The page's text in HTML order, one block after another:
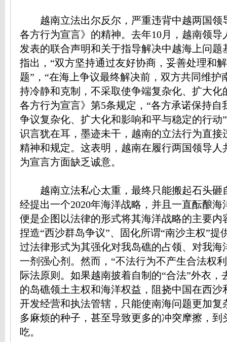
越南立法出尔反尔，严重违背中越两国领
各方行为宣言》的精神。去年10月，越南领导
发表的联合声明和关于指导解决中越海上问题
指出，“双方坚持通过友好协商，妥善处理和
题”，“在海上争议最终解决前，双方共同维护
持冷静和克制，不采取使争端复杂化、扩大化
各方行为宣言》第5条规定，“各方承诺保持自
争议复杂化、扩大化和影响和平与稳定的行动
识言犹在耳，墨迹未干，越南的立法行为直接
精神和规定。这表明，越南在履行两国领导人
为宣言方面缺乏诚意。
越南立法私心太重，最终只能搬起石头砸
经提出一个2020年海洋战略，并且一直酝酿海
便是企图以法律的形式将其海洋战略的主要内
捏造“西沙群岛争议”、固化所谓“南沙主权”提
过法律形式为其强化对我岛礁的占领、对我海
一剂强心剂。然而，“不法行为不产生合法权
际法原则。如果越南披着自制的“合法”外衣，
的岛礁领土主权和海洋权益，阻挠中国在西沙
开发经营和执法管辖，只能使南海问题更加复
多麻烦的种子，甚至导致更多的冲突摩擦，到
吃。